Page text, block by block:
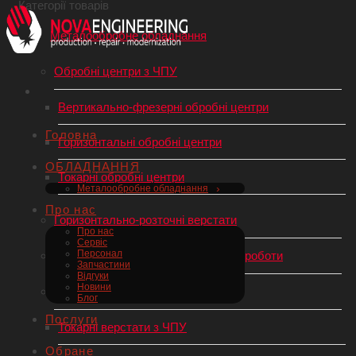
Головна
ОБЛАДНАННЯ
Металообробне обладнання
Про нас
Про нас
Сервіс
Персонал
Запчастини
Відгуки
Новини
Блог
Послуги
Обране
Категорії товарів
Металообробне обладнання
Обробні центри з ЧПУ
Вертикально-фрезерні обробні центри
Горизонтальні обробні центри
Токарні обробні центри
Горизонтально-розточні верстати
Роботи-маніпулятори, Промислові роботи
Токарний верстат по металу
Токарні верстати з ЧПУ